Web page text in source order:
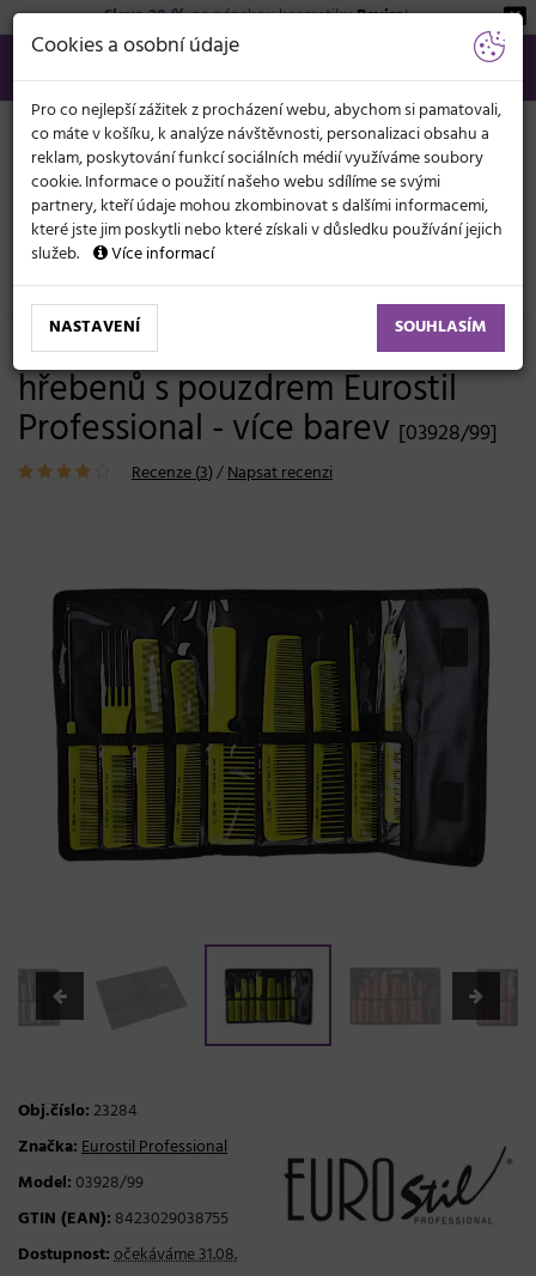
Sleva 20 %na pánskou kosmetikuBeviro!
566 440 099
info@svetkadernictvi.cz
Po−pá: 8−17
Vše o nákupu Kč
KATEGORIE
MENU
Kadeřnické potřeby Hřebeny Sady
Kompletní sada profesionálních
hřebenů s pouzdrem Eurostil
Professional - více barev [03928/99]
Recenze (3)/Napsat recenzi
Obj.číslo:23284
Značka:Eurostil Professional
Model:03928/99
GTIN (EAN): 8423029038755
Dostupnost:očekáváme 31.08.
Cookies a osobní údaje
Pro co nejlepší zážitek z procházení webu, abychom si pamatovali,
co máte v košíku, k analýze návštěvnosti, personalizaci obsahu a
reklam, poskytování funkcí sociálních médií využíváme soubory
cookie. Informace o použití našeho webu sdílíme se svými
partnery, kteří údaje mohou zkombinovat s dalšími informacemi,
které jste jim poskytli nebo které získali v důsledku používání jejich
služeb.
Více informací
NASTAVENÍ SOUHLASÍM